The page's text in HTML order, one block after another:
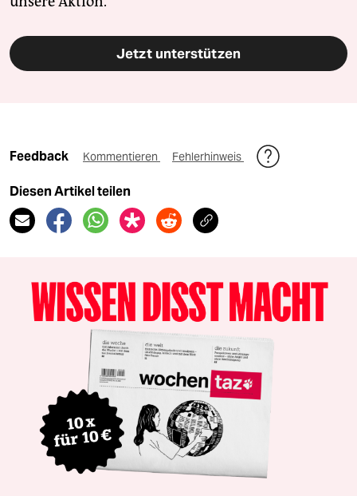
Jetzt unterstützen
Feedback Kommentieren Fehlerhinweis
Diesen Artikel teilen